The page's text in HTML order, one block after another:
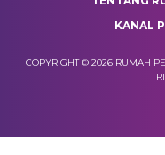
KANAL
COPYRIGHT © 2026 RUMAH